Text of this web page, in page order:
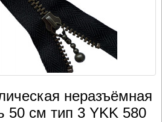
неразъёмная
50 см тип 3 YKK 580